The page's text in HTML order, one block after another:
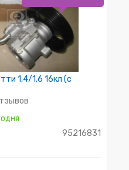
1,4/1,6 16кл (с
95216831